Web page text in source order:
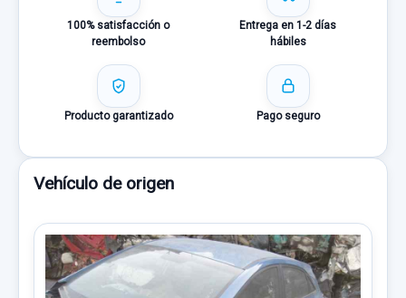
100% satisfacción o
reembolso
Entrega en 1-2 días
hábiles
Producto garantizado Pago seguro
Vehículo de origen